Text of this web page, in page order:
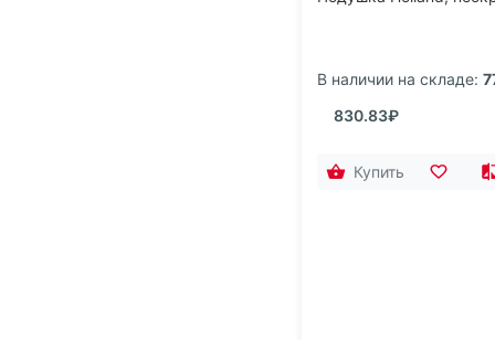
В наличии на складе:
830.83₽
Купить